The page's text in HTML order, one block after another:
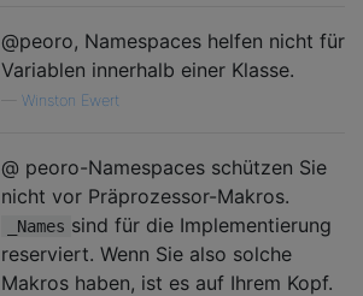
@peoro, Namespaces helfen nicht für
Variablen innerhalb einer Klasse.
Winston Ewert
@ peoro-Namespaces schützen Sie
nicht vor Präprozessor-Makros.
_Names sind für die Implementierung
reserviert. Wenn Sie also solche
Makros haben, ist es auf Ihrem Kopf.